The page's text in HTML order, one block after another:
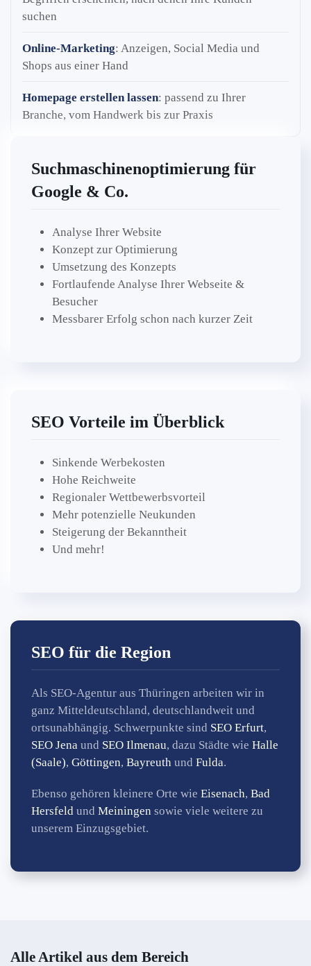
suchen
Online-Marketing: Anzeigen, Social Media und
Shops aus einer Hand
Homepage erstellen lassen: passend zu Ihrer
Branche, vom Handwerk bis zur Praxis
Suchmaschinenoptimierung für
Google & Co.
Analyse Ihrer Website
Konzept zur Optimierung
Umsetzung des Konzepts
Fortlaufende Analyse Ihrer Webseite &
Besucher
Messbarer Erfolg schon nach kurzer Zeit
SEO Vorteile im Überblick
Sinkende Werbekosten
Hohe Reichweite
Regionaler Wettbewerbsvorteil
Mehr potenzielle Neukunden
Steigerung der Bekanntheit
Und mehr!
SEO für die Region
Als SEO-Agentur aus Thüringen arbeiten wir in
ganz Mitteldeutschland, deutschlandweit und
ortsunabhängig. Schwerpunkte sind SEO Erfurt,
SEO Jena und SEO Ilmenau, dazu Städte wie Halle
(Saale), Göttingen, Bayreuth und Fulda.
Ebenso gehören kleinere Orte wie Eisenach, Bad
Hersfeld und Meiningen sowie viele weitere zu
unserem Einzugsgebiet.
Alle Artikel aus dem Bereich